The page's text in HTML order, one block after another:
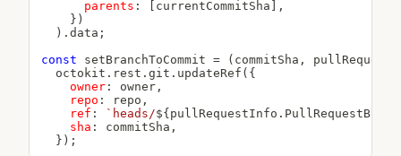
parents : currentCommitSha
,
} )
) . data ;
const
setBranchToCommit = ( commitSha ,
  octokit
. rest . git . updateRef ( {
owner: owner,
repo : repo ,
ref : ` heads/${ pullRequestInfo .
sha : commitSha ,
} ) ;